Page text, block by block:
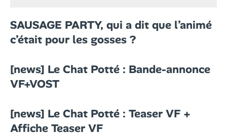
SAUSAGE PARTY, qui a dit que l’animé
c’était pour les gosses ?
[news] Le Chat Potté : Bande-annonce
VF+VOST
[news] Le Chat Potté : Teaser VF +
Affiche Teaser VF